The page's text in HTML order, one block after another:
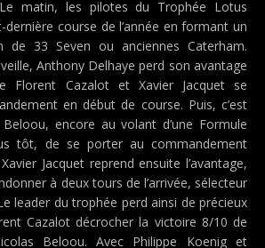
Le matin, les pilotes du Trophée Lotus
course de l’année en formant un
de 33 Seven ou anciennes Caterham.
Anthony Delhaye perd son avantage
Florent Cazalot et Xavier Jacquet se
en début de course. Puis, c’est
encore au volant d’une Formule
tôt, de se porter au commandement
Jacquet reprend ensuite l’avantage,
à deux tours de l’arrivée, sélecteur
leader du trophée perd ainsi de précieux
Cazalot décrocher la victoire 8/10 de
Beloou. Avec Philippe Koenig et